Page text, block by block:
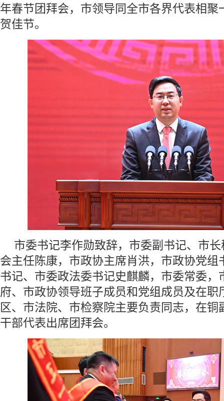
年春节团拜会，市领导同全市各界代表相聚
贺佳节。
市委书记李作勋致辞，市委副书记、市
会主任陈康，市政协主席肖洪，市政协党组
书记、市委政法委书记史麒麟，市委常委，
府、市政协领导班子成员和党组成员及在职
区、市法院、市检察院主要负责同志，在铜
干部代表出席团拜会。